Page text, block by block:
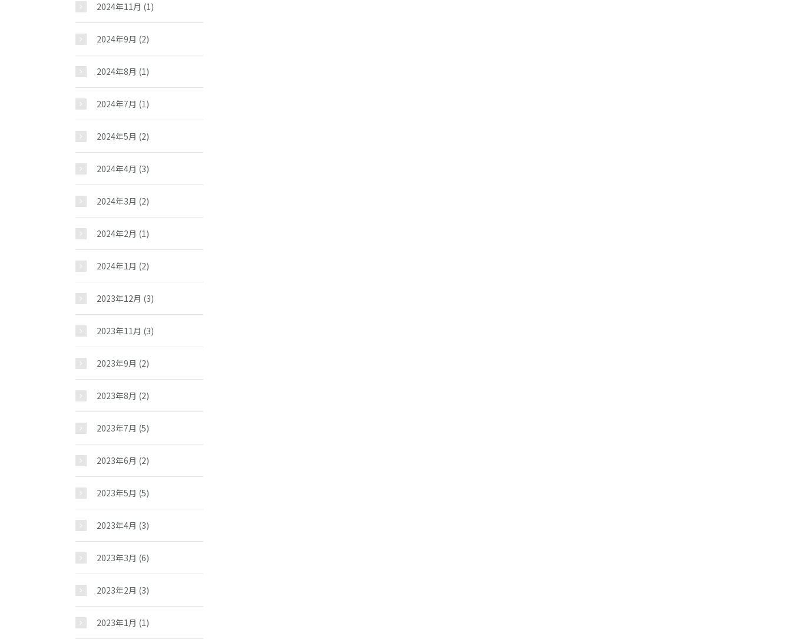
2024年11月 (1)
2024年9月 (2)
2024年8月 (1)
2024年7月 (1)
2024年5月 (2)
2024年4月 (3)
2024年3月 (2)
2024年2月 (1)
2024年1月 (2)
2023年12月 (3)
2023年11月 (3)
2023年9月 (2)
2023年8月 (2)
2023年7月 (5)
2023年6月 (2)
2023年5月 (5)
2023年4月 (3)
2023年3月 (6)
2023年2月 (3)
2023年1月 (1)